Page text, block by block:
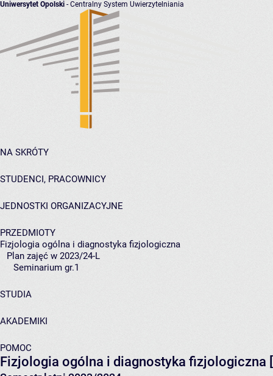
Uniwersytet Opolski - Centralny System Uwierzytelniania
NA SKRÓTY
STUDENCI, PRACOWNICY
JEDNOSTKI ORGANIZACYJNE
PRZEDMIOTY
Fizjologia ogólna i diagnostyka fizjologiczna
Plan zajęć w 2023/24-L
Seminarium gr.1
STUDIA
AKADEMIKI
POMOC
Fizjologia ogólna i diagnostyka fizjologiczna